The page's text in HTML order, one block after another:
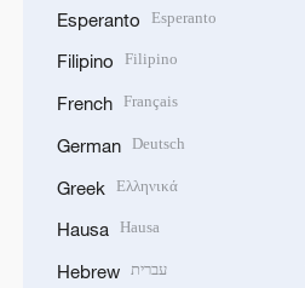
Esperanto Esperanto
Filipino Filipino
French Français
German Deutsch
Greek Ελληνικά
Hausa Hausa
Hebrew עברית